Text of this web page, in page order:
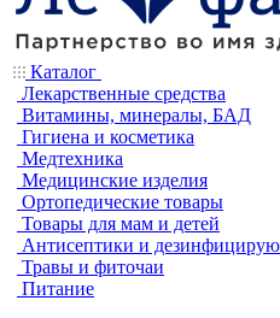
Каталог
Лекарственные средства
Витамины, минералы, БАД
Гигиена и косметика
Медтехника
Медицинские изделия
Ортопедические товары
Товары для мам и детей
Антисептики и
Травы и фиточаи
Питание